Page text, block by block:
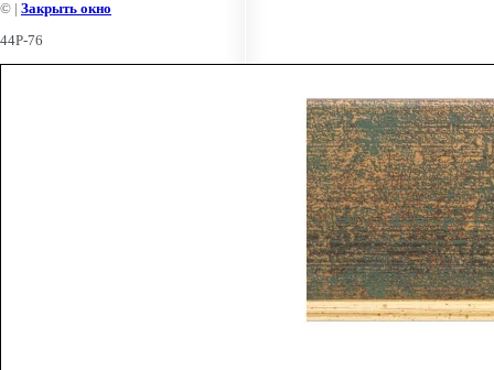
© | Закрыть окно
44P-76